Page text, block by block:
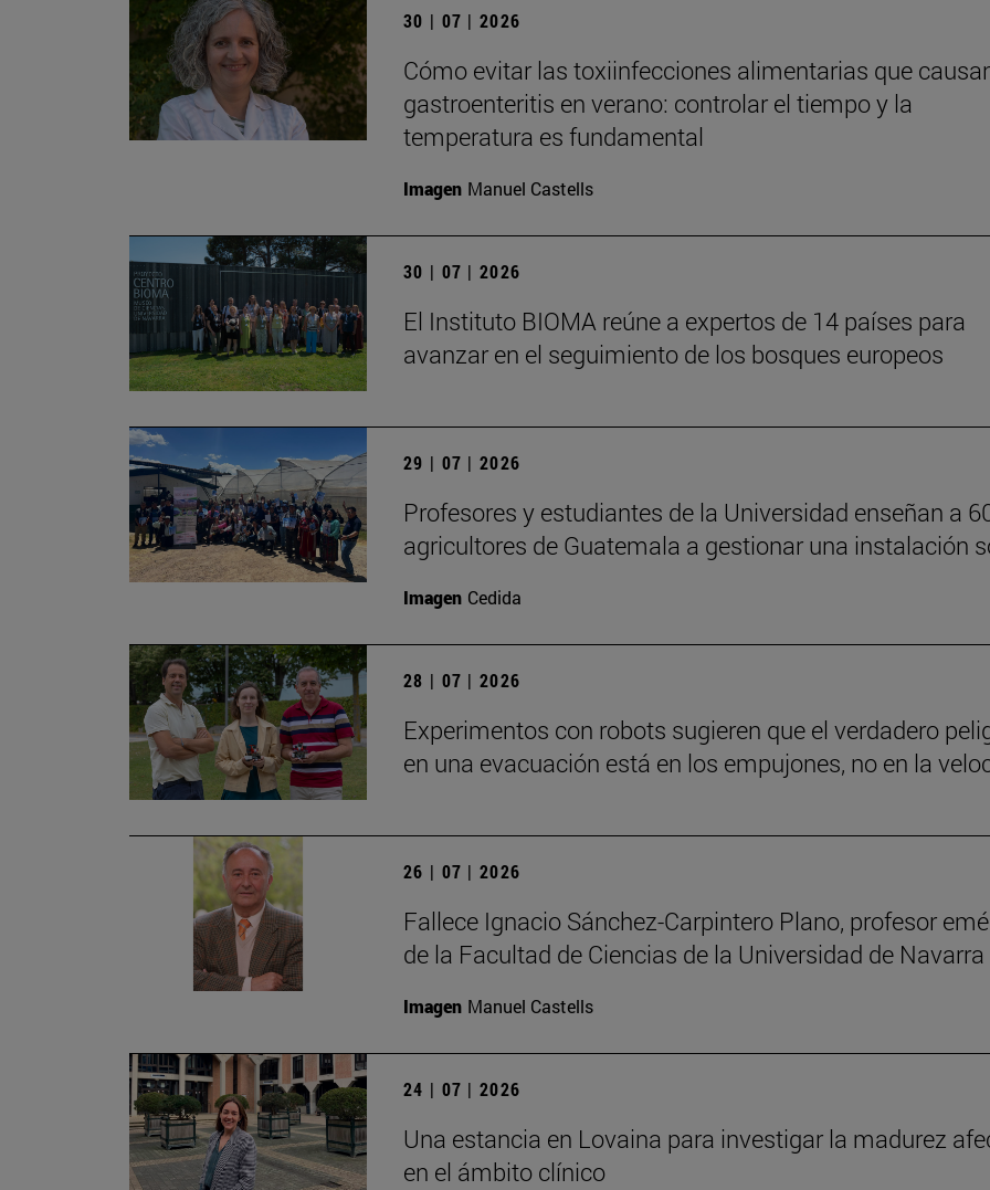
30 | 07 | 2026
Cómo evitar las toxiinfecciones alimentarias que
gastroenteritis en verano: controlar el tiempo y la
temperatura es fundamental
Imagen Manuel Castells
30 | 07 | 2026
El Instituto BIOMA reúne a expertos de 14 países para
avanzar en el seguimiento de los bosques europeos
29 | 07 | 2026
Profesores y estudiantes de la Universidad enseñan a
agricultores de Guatemala a gestionar una instalación
Imagen Cedida
28 | 07 | 2026
Experimentos con robots sugieren que el verdadero
en una evacuación está en los empujones, no en la
26 | 07 | 2026
Fallece Ignacio Sánchez-Carpintero Plano, profesor
de la Facultad de Ciencias de la Universidad de Navarra
Imagen Manuel Castells
24 | 07 | 2026
Una estancia en Lovaina para investigar la madurez
en el ámbito clínico